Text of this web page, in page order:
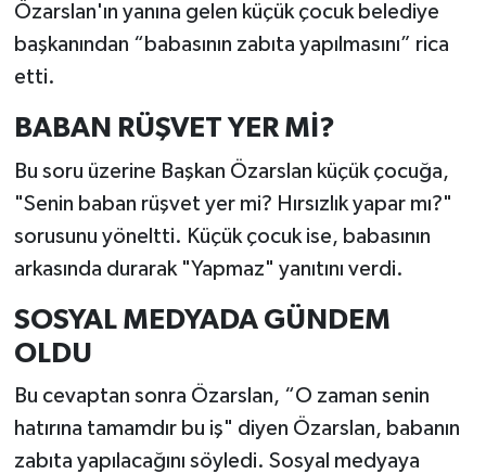
Özarslan'ın yanına gelen küçük çocuk belediye
başkanından “babasının zabıta yapılmasını” rica
etti.
BABAN RÜŞVET YER Mİ?
Bu soru üzerine Başkan Özarslan küçük çocuğa,
"Senin baban rüşvet yer mi? Hırsızlık yapar mı?"
sorusunu yöneltti. Küçük çocuk ise, babasının
arkasında durarak "Yapmaz" yanıtını verdi.
SOSYAL MEDYADA GÜNDEM
OLDU
Bu cevaptan sonra Özarslan, “O zaman senin
hatırına tamamdır bu iş" diyen Özarslan, babanın
zabıta yapılacağını söyledi. Sosyal medyaya